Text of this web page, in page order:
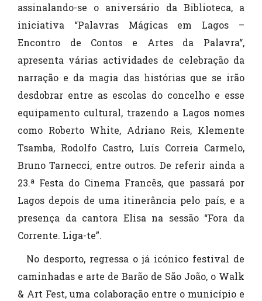
assinalando-se o aniversário da Biblioteca, a
iniciativa “Palavras Mágicas em Lagos –
Encontro de Contos e Artes da Palavra“,
apresenta várias actividades de celebração da
narração e da magia das histórias que se irão
desdobrar entre as escolas do concelho e esse
equipamento cultural, trazendo a Lagos nomes
como Roberto White, Adriano Reis, Klemente
Tsamba, Rodolfo Castro, Luís Correia Carmelo,
Bruno Tarnecci, entre outros. De referir ainda a
23.ª Festa do Cinema Francês, que passará por
Lagos depois de uma itinerância pelo país, e a
presença da cantora Elisa na sessão “Fora da
Corrente. Liga-te”.
No desporto, regressa o já icónico festival de
caminhadas e arte de Barão de São João, o Walk
& Art Fest, uma colaboração entre o município e